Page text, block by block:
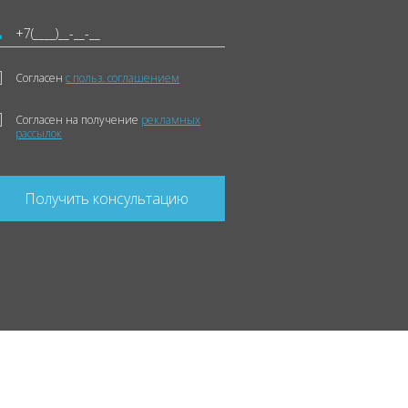
Согласенс польз. соглашением
Согласен на получение рекламных
рассылок
Получить консультацию